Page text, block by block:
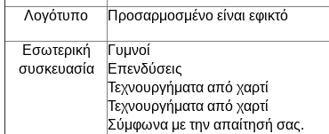
Λογότυπο Προσαρμοσμένο είναι εφικτό
Εσωτερική
συσκευασία
Γυμνοί
Επενδύσεις
Τεχνουργήματα από χαρτί
Τεχνουργήματα από χαρτί
Σύμφωνα με την απαίτησή σας.